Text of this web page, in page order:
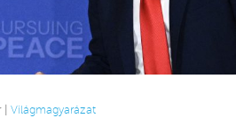
Világmagyarázat